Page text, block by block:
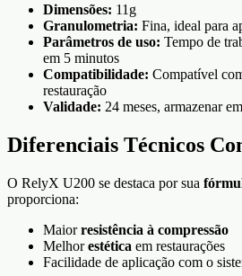
Dimensões: 11g
Granulometria: Fina, ideal para
Parâmetros de uso: Tempo de
em 5 minutos
Compatibilidade: Compatível
restauração
Validade: 24 meses, armazenar
Diferenciais Técnicos
O RelyX U200 se destaca por sua
proporciona:
Maiorresistência à compressão
Melhorestética em restaurações
Facilidade de aplicação com o